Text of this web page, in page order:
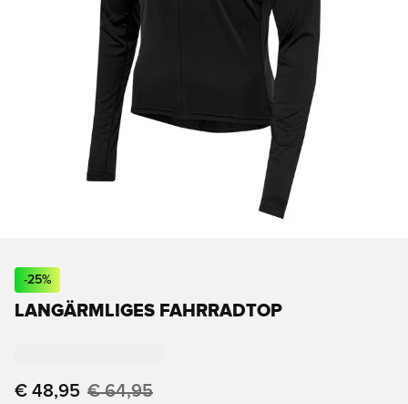
-25%
LANGÄRMLIGES FAHRRADTOP
€ 48,95 € 64,95